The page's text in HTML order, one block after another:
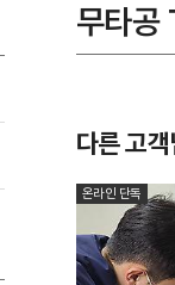
무타공
다른 고
온라인 단독